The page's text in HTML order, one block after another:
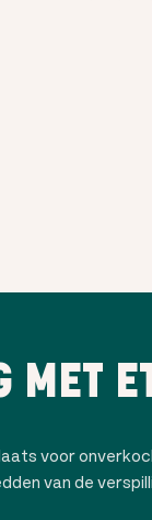
MET
voor
van de